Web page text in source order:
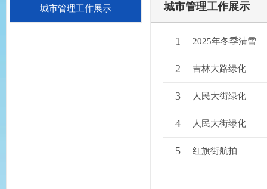
城市管理工作展示 城市管理工作展示
1 2025年冬季清雪
2 吉林大路绿化
3 人民大街绿化
4 人民大街绿化
5 红旗街航拍